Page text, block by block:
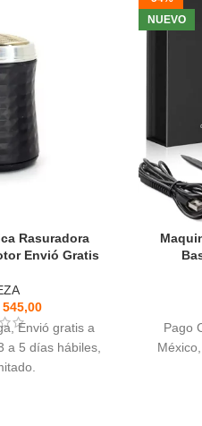
Rasuradora
Envió Gratis
Envió gratis a
a 5 días hábiles,
NUEVO
Pago